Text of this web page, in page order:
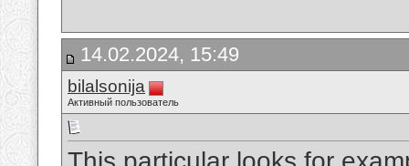
14.02.2024, 15:49
bilalsonija
Активный пользователь